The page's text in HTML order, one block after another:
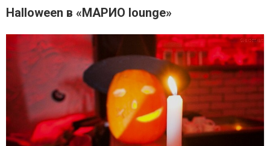
Halloween в «МАРИО lounge»